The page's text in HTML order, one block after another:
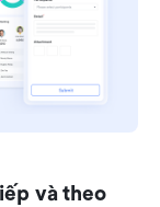
và theo